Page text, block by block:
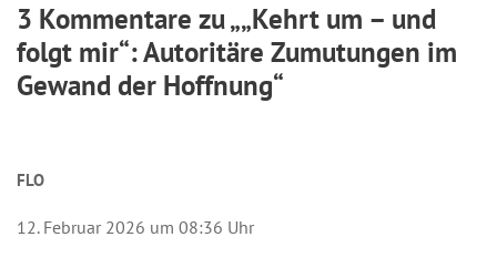
3 Kommentare zu „„Kehrt um – und
folgt mir“: Autoritäre Zumutungen im
Gewand der Hoffnung“
FLO
12. Februar 2026 um 08:36 Uhr